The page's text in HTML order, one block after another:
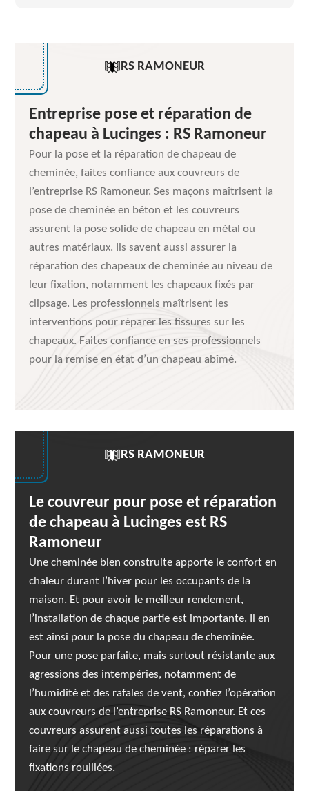
RS RAMONEUR
Entreprise pose et réparation de
chapeau à Lucinges : RS Ramoneur
Pour la pose et la réparation de chapeau de
cheminée, faites confiance aux couvreurs de
l’entreprise RS Ramoneur. Ses maçons maîtrisent la
pose de cheminée en béton et les couvreurs
assurent la pose solide de chapeau en métal ou
autres matériaux. Ils savent aussi assurer la
réparation des chapeaux de cheminée au niveau de
leur fixation, notamment les chapeaux fixés par
clipsage. Les professionnels maîtrisent les
interventions pour réparer les fissures sur les
chapeaux. Faites confiance en ses professionnels
pour la remise en état d’un chapeau abîmé.
RS RAMONEUR
Le couvreur pour pose et réparation
de chapeau à Lucinges est RS
Ramoneur
Une cheminée bien construite apporte le confort en
chaleur durant l’hiver pour les occupants de la
maison. Et pour avoir le meilleur rendement,
l’installation de chaque partie est importante. Il en
est ainsi pour la pose du chapeau de cheminée.
Pour une pose parfaite, mais surtout résistante aux
agressions des intempéries, notamment de
l’humidité et des rafales de vent, confiez l’opération
aux couvreurs de l’entreprise RS Ramoneur. Et ces
couvreurs assurent aussi toutes les réparations à
faire sur le chapeau de cheminée : réparer les
fixations rouillées.